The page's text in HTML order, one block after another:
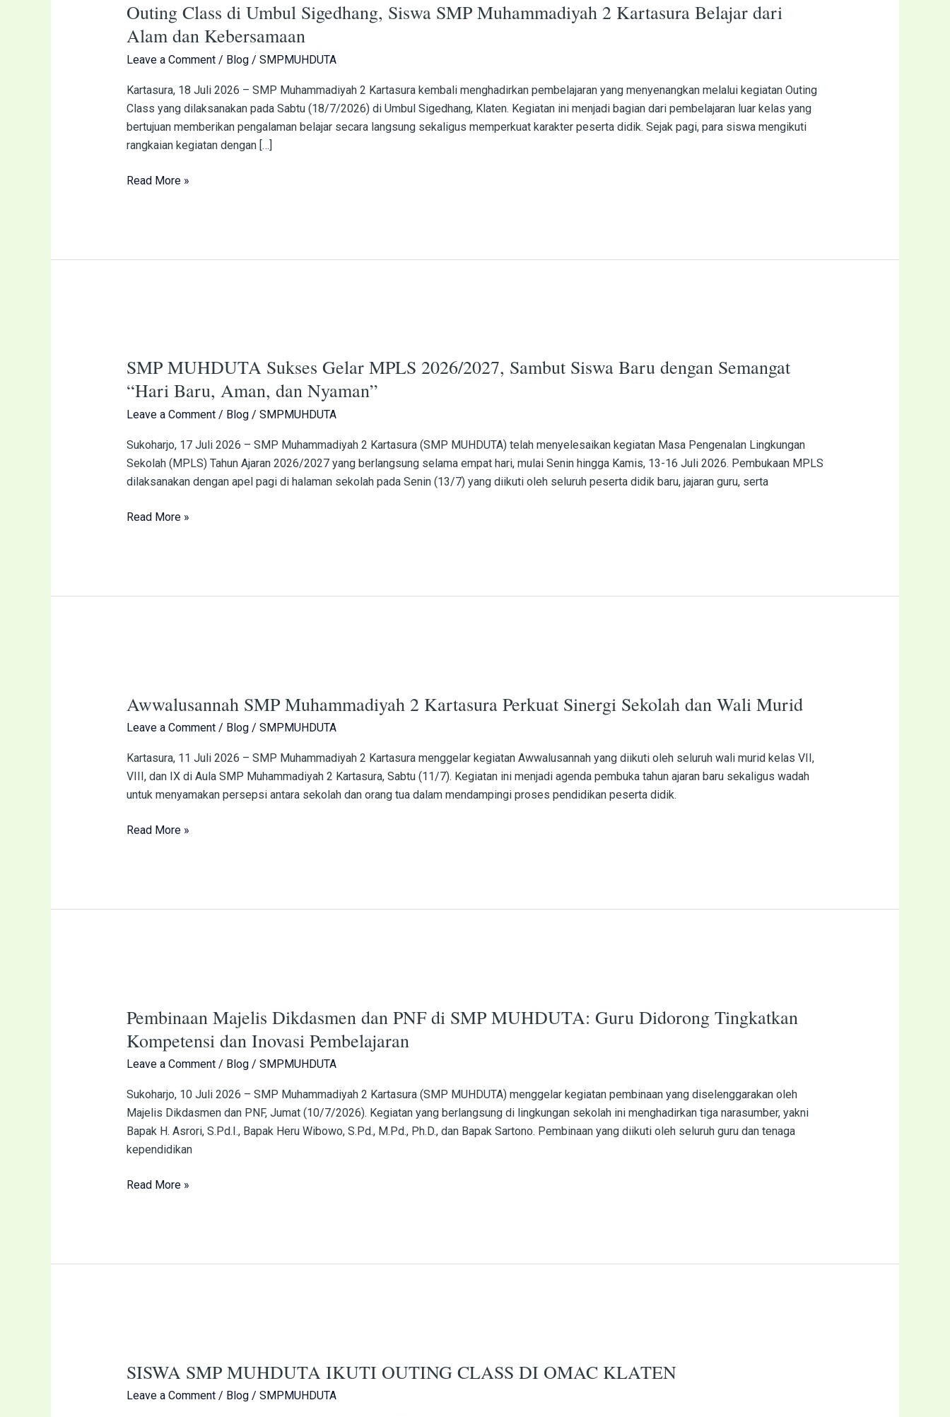
Outing Class di Umbul Sigedhang, Siswa SMP Muhammadiyah 2 Kartasura Belajar dari
Alam dan Kebersamaan
Leave a Comment / Blog/ SMPMUHDUTA
Kartasura, 18 Juli 2026 – SMP Muhammadiyah 2 Kartasura kembali menghadirkan pembelajaran yang menyenangkan melalui kegiatan Outing
Class yang dilaksanakan pada Sabtu (18/7/2026) di Umbul Sigedhang, Klaten. Kegiatan ini menjadi bagian dari pembelajaran luar kelas yang
bertujuan memberikan pengalaman belajar secara langsung sekaligus memperkuat karakter peserta didik. Sejak pagi, para siswa mengikuti
rangkaian kegiatan dengan […]
di
Umbul
Siswa
SMP
Muhammadiyah
2
Kartasura
dari
Read More »
SMP MUHDUTA Sukses Gelar MPLS 2026/2027, Sambut Siswa Baru dengan Semangat
“Hari Baru, Aman, dan Nyaman”
Leave a Comment / Blog/ SMPMUHDUTA
Sukoharjo, 17 Juli 2026 – SMP Muhammadiyah 2 Kartasura (SMP MUHDUTA) telah menyelesaikan kegiatan Masa Pengenalan Lingkungan
Sekolah (MPLS) Tahun Ajaran 2026/2027 yang berlangsung selama empat hari, mulai Senin hingga Kamis, 13-16 Juli 2026. Pembukaan MPLS
dilaksanakan dengan apel pagi di halaman sekolah pada Senin (13/7) yang diikuti oleh seluruh peserta didik baru, jajaran guru, serta
Sukses
Gelar
2026/2027,
Sambut
Siswa
Baru
Semangat
Read More »
Awwalusannah SMP Muhammadiyah 2 Kartasura Perkuat Sinergi Sekolah dan Wali Murid
Leave a Comment / Blog/ SMPMUHDUTA
Kartasura, 11 Juli 2026 – SMP Muhammadiyah 2 Kartasura menggelar kegiatan Awwalusannah yang diikuti oleh seluruh wali murid kelas VII,
VIII, dan IX di Aula SMP Muhammadiyah 2 Kartasura, Sabtu (11/7). Kegiatan ini menjadi agenda pembuka tahun ajaran baru sekaligus wadah
untuk menyamakan persepsi antara sekolah dan orang tua dalam mendampingi proses pendidikan peserta didik.
Muhammadiyah
2
Perkuat
Sinergi
Sekolah
Wali
Read More »
Pembinaan Majelis Dikdasmen dan PNF di SMP MUHDUTA: Guru Didorong Tingkatkan
Kompetensi dan Inovasi Pembelajaran
Leave a Comment / Blog/ SMPMUHDUTA
Sukoharjo, 10 Juli 2026 – SMP Muhammadiyah 2 Kartasura (SMP MUHDUTA) menggelar kegiatan pembinaan yang diselenggarakan oleh
Majelis Dikdasmen dan PNF, Jumat (10/7/2026). Kegiatan yang berlangsung di lingkungan sekolah ini menghadirkan tiga narasumber, yakni
Bapak H. Asrori, S.Pd.I., Bapak Heru Wibowo, S.Pd., M.Pd., Ph.D., dan Bapak Sartono. Pembinaan yang diikuti oleh seluruh guru dan tenaga
kependidikan
Dikdasmen
dan
PNF
di
SMP
MUHDUTA:
Guru
Didorong
Kompetensi
Read More »
SISWA SMP MUHDUTA IKUTI OUTING CLASS DI OMAC KLATEN
Leave a Comment / Blog/ SMPMUHDUTA
MUHDUTA
IKUTI